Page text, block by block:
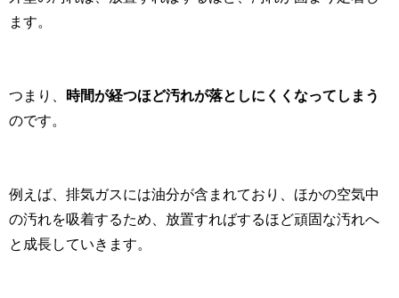
ます。
つまり、
時間が経つほど汚れが落としにくくなってしまう
のです。
例えば、排気ガスには油分が含まれており、ほかの空気中
の汚れを吸着するため、放置すればするほど頑固な汚れへ
と成長していきます。